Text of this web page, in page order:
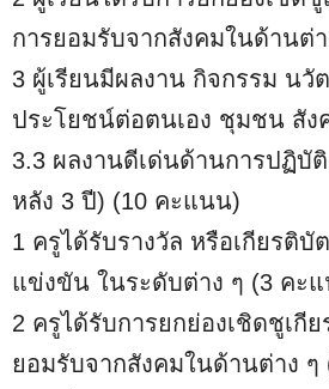
การยอมรับจากสังคมในด้านต่
3 ผู้เรียนมีผลงาน กิจกรรม นวั
ประโยชน์ต่อตนเอง ชุมชน สัง
3.3 ผลงานดีเด่นด้านการปฏิบั
หลัง 3 ปี) (10 คะแนน)
1 ครูได้รับรางวัล หรือเกียรติบั
แข่งขัน ในระดับต่าง ๆ (3 คะ
2 ครูได้รับการยกย่องเชิดชูเกี
ยอมรับจากสังคมในด้านต่าง